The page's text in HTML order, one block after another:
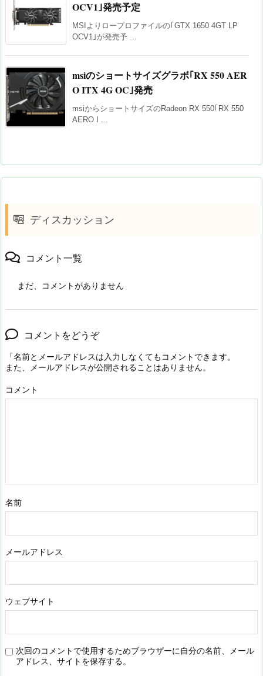
OCV1｣発売予定
MSIよりロープロファイルの｢GTX 1650 4GT LP
OCV1｣が発売予 ...
msiのショートサイズグラボ｢RX 550 AER
O ITX 4G OC｣発売
msiからショートサイズのRadeon RX 550｢RX 550
AERO I ...
ディスカッション
コメント一覧
まだ、コメントがありません
コメントをどうぞ
「名前とメールアドレスは入力しなくてもコメントできます。
また、メールアドレスが公開されることはありません。
コメント
名前
メールアドレス
ウェブサイト
次回のコメントで使用するためブラウザーに自分の名前、メール
アドレス、サイトを保存する。